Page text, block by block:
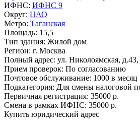
ИФНС: ИФНС 9
Округ: ЦАО
Метро: Таганская
Площадь: 15,5
Тип здания: Жилой дом
Регион: г. Москва
Полный адрес: ул. Николоямская,
Прием проверок: По согласованию
Почтовое обслуживание: 1000 в месяц
Подкатегория: Для смены налоговой
Первичная регистрация: 35000 р.
Смена в рамках ИФНС: 35000 р.
Купить юридический адрес